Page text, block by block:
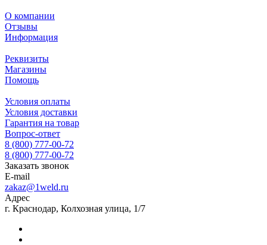
О компании
Отзывы
Информация
Реквизиты
Магазины
Помощь
Условия оплаты
Условия доставки
Гарантия на товар
Вопрос-ответ
8 (800) 777-00-72
8 (800) 777-00-72
Заказать звонок
E-mail
zakaz@1weld.ru
Адрес
г. Краснодар, Колхозная улица, 1/7